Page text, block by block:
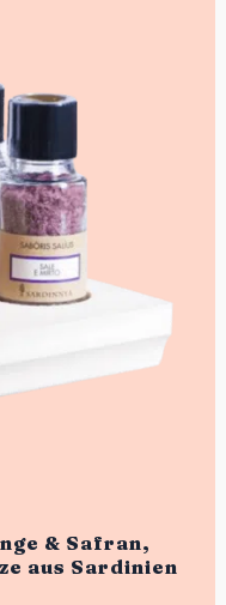
& Safran,
aus Sardinien